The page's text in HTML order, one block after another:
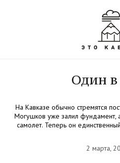
Один в
На Кавказе обычно стремятся
Могушков уже залил фундамент,
самолет. Теперь он
2 марта,